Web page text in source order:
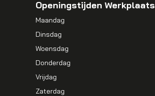
Openingstijden Werkplaats
Maandag
Dinsdag
Woensdag
Donderdag
Vrijdag
Zaterdag